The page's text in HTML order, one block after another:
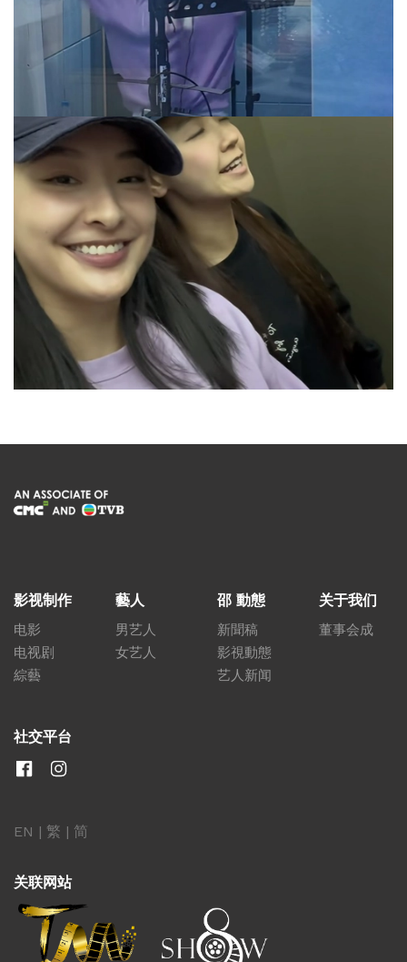
影视制作
电影
电视剧
綜藝
藝人
男艺人
女艺人
邵 動態
新聞稿
影視動態
艺人新闻
关于我们
董事会成
社交平台
EN | 繁 | 简
关联网站